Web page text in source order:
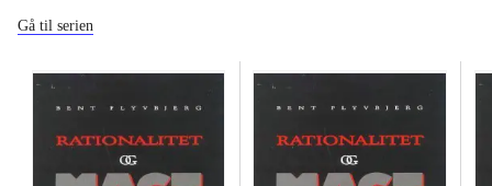
Gå til serien